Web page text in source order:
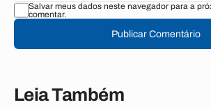
Salvar meus dados neste navegador para a
comentar.
Publicar Comentário
Leia Também